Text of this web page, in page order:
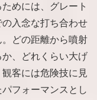
めには、グレート
入念な打ち合わせ
どの距離から噴射
、どれくらい大げ
客には危険技に見
フォーマンスとし